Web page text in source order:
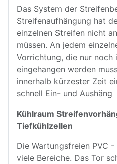
Das System der
Streifenaufhängung hat
einzelnen Streifen nicht
müssen. An jedem
Vorrichtung, die nur noch
eingehangen werden
innerhalb kürzester Zeit
schnell Ein- und Aushäng
Kühlraum
Tiefkühlzellen
Die Wartungsfreien PVC
viele Bereiche. Das Tor